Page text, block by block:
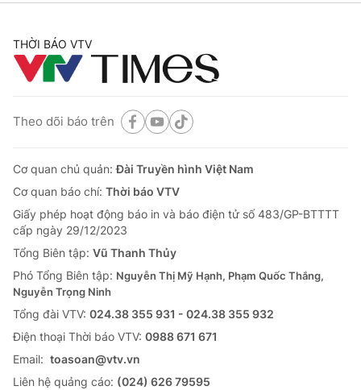
THỜI BÁO VTV
Theo dõi báo trên
Cơ quan chủ quản:Đài Truyền hình Việt Nam
Cơ quan báo chí: Thời báo VTV
Giấy phép hoạt động báo in và báo điện tử số 483/GP-BTTTT
cấp ngày 29/12/2023
Tổng Biên tập: Vũ Thanh Thủy
Phó Tổng Biên tập: Nguyễn Thị Mỹ Hạnh, Phạm Quốc Thắng,
Nguyễn Trọng Ninh
Tổng đài VTV: 024.38 355 931 - 024.38 355 932
Ðiện thoại Thời báo VTV: 0988 671 671
Email: toasoan@vtv.vn
Liên hệ quảng cáo: (024) 626 79595